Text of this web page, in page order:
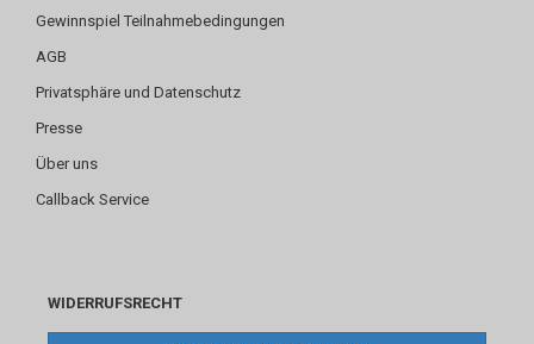
Gewinnspiel Teilnahmebedingungen
AGB
Privatsphäre und Datenschutz
Presse
Über uns
Callback Service
WIDERRUFSRECHT